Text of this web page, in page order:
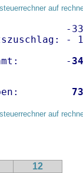
auf
-
-
-
auf
12